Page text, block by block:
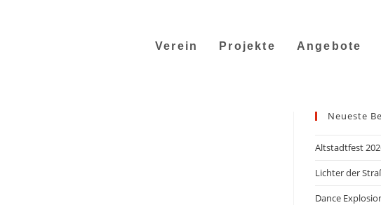
Verein Projekte Angebote
Neueste
Altstadtfest
Lichter der
Dance